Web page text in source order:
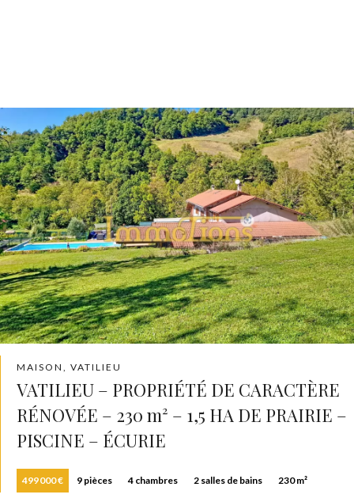
MAISON, VATILIEU
VATILIEU – PROPRIÉTÉ DE CARACTÈRE
RÉNOVÉE – 230 m² – 1,5 HA DE PRAIRIE –
PISCINE – ÉCURIE
499 000 € 9 pièces 4 chambres 2 salles de bains 230 m²